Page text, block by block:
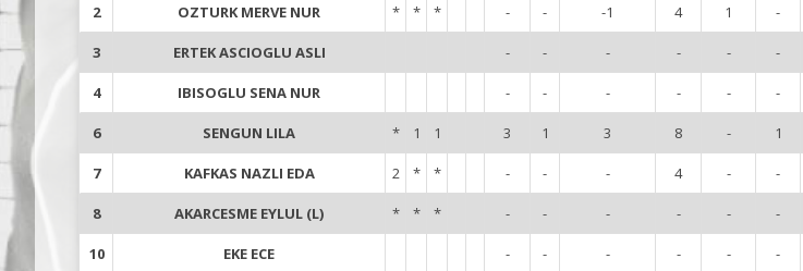
2 OZTURK MERVE NUR * * * - - -1 4 1 -
3 ERTEK ASCIOGLU ASLI - - - - - -
4 IBISOGLU SENA NUR - - - - - -
6 SENGUN LILA * 1 1 3 1 3 8 - 1
7 KAFKAS NAZLI EDA 2 * * - - - 4 - -
8 AKARCESME EYLUL (L) * * * - - - - - -
10 EKE ECE - - - - - -